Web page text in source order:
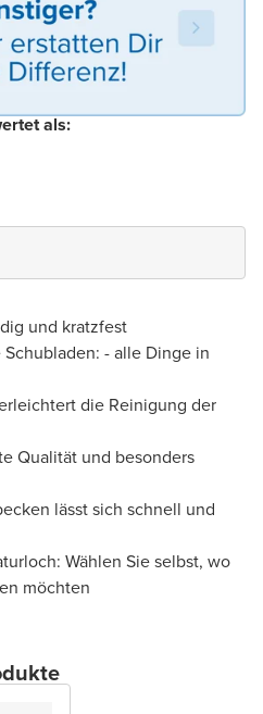
als:
und kratzfest
- alle Dinge in
die Reinigung der
Qualität und besonders
lässt sich schnell und
Wählen Sie selbst, wo
möchten